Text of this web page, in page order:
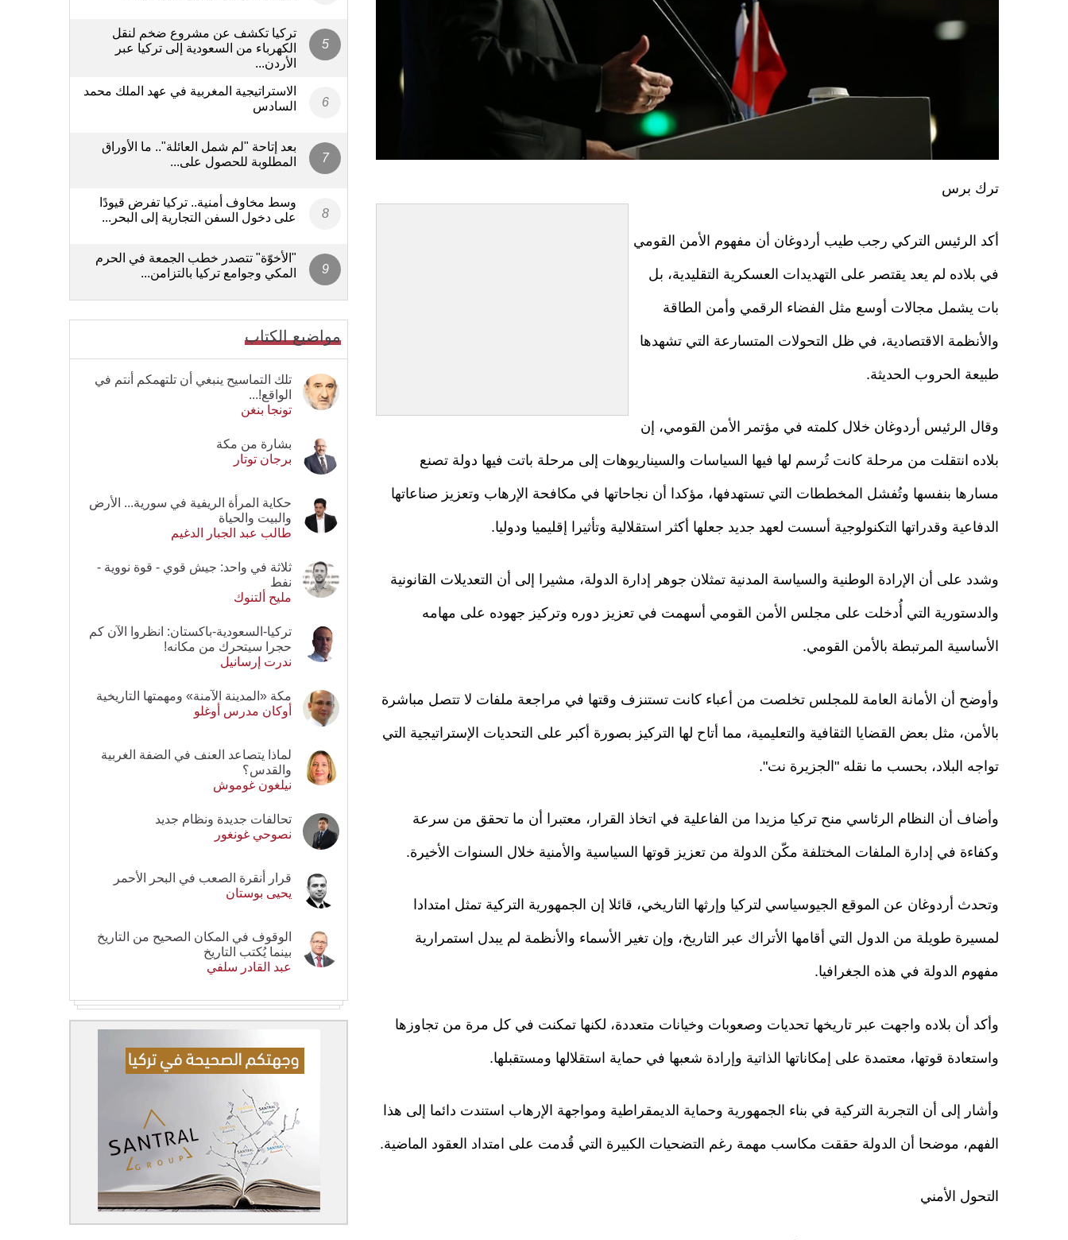
ترك برس
أكد الرئيس التركي رجب طيب أردوغان أن مفهوم الأمن القومي
في بلاده لم يعد يقتصر على التهديدات العسكرية التقليدية، بل
بات يشمل مجالات أوسع مثل الفضاء الرقمي وأمن الطاقة
والأنظمة الاقتصادية، في ظل التحولات المتسارعة التي تشهدها
طبيعة الحروب الحديثة.
وقال الرئيس أردوغان خلال كلمته في مؤتمر الأمن القومي، إن
بلاده انتقلت من مرحلة كانت تُرسم لها فيها السياسات والسيناريوهات إلى مرحلة باتت فيها دولة تصنع
مسارها بنفسها وتُفشل المخططات التي تستهدفها، مؤكدا أن نجاحاتها في مكافحة الإرهاب وتعزيز صناعاتها
الدفاعية وقدراتها التكنولوجية أسست لعهد جديد جعلها أكثر استقلالية وتأثيرا إقليميا ودوليا.
وشدد على أن الإرادة الوطنية والسياسة المدنية تمثلان جوهر إدارة الدولة، مشيرا إلى أن التعديلات القانونية
والدستورية التي أُدخلت على مجلس الأمن القومي أسهمت في تعزيز دوره وتركيز جهوده على مهامه
الأساسية المرتبطة بالأمن القومي.
وأوضح أن الأمانة العامة للمجلس تخلصت من أعباء كانت تستنزف وقتها في مراجعة ملفات لا تتصل مباشرة
بالأمن، مثل بعض القضايا الثقافية والتعليمية، مما أتاح لها التركيز بصورة أكبر على التحديات الإستراتيجية التي
تواجه البلاد، بحسب ما نقله "الجزيرة نت".
وأضاف أن النظام الرئاسي منح تركيا مزيدا من الفاعلية في اتخاذ القرار، معتبرا أن ما تحقق من سرعة
وكفاءة في إدارة الملفات المختلفة مكّن الدولة من تعزيز قوتها السياسية والأمنية خلال السنوات الأخيرة.
وتحدث أردوغان عن الموقع الجيوسياسي لتركيا وإرثها التاريخي، قائلا إن الجمهورية التركية تمثل امتدادا
لمسيرة طويلة من الدول التي أقامها الأتراك عبر التاريخ، وإن تغير الأسماء والأنظمة لم يبدل استمرارية
مفهوم الدولة في هذه الجغرافيا.
وأكد أن بلاده واجهت عبر تاريخها تحديات وصعوبات وخيانات متعددة، لكنها تمكنت في كل مرة من تجاوزها
واستعادة قوتها، معتمدة على إمكاناتها الذاتية وإرادة شعبها في حماية استقلالها ومستقبلها.
وأشار إلى أن التجربة التركية في بناء الجمهورية وحماية الديمقراطية ومواجهة الإرهاب استندت دائما إلى هذا
الفهم، موضحا أن الدولة حققت مكاسب مهمة رغم التضحيات الكبيرة التي قُدمت على امتداد العقود الماضية.
التحول الأمني
تركيا تكشف عن مشروع ضخم لنقل
الكهرباء من السعودية إلى تركيا عبر
الأردن...
الاستراتيجية المغربية في عهد الملك محمد
السادس
بعد إتاحة "لم شمل العائلة".. ما الأوراق
المطلوبة للحصول على...
وسط مخاوف أمنية.. تركيا تفرض قيودًا
على دخول السفن التجارية إلى البحر...
"الأخوّة" تتصدر خطب الجمعة في الحرم
المكي وجوامع تركيا بالتزامن...
مواضيع الكتاب
تلك التماسيح ينبغي أن تلتهمكم أنتم في
الواقع!...
تونجا بنغن
بشارة من مكة
برجان توتار
حكاية المرأة الريفية في سورية... الأرض
والبيت والحياة
طالب عبد الجبار الدغيم
ثلاثة في واحد: جيش قوي - قوة نووية -
نفط
مليح ألتنوك
تركيا-السعودية-باكستان: انظروا الآن كم
حجرا سيتحرك من مكانه!
ندرت إرسانيل
مكة «المدينة الآمنة» ومهمتها التاريخية
أوكان مدرس أوغلو
لماذا يتصاعد العنف في الضفة الغربية
والقدس؟
نيلغون غوموش
تحالفات جديدة ونظام جديد
نصوحي غونغور
قرار أنقرة الصعب في البحر الأحمر
يحيى بوستان
الوقوف في المكان الصحيح من التاريخ
بينما يُكتب التاريخ
عبد القادر سلفي